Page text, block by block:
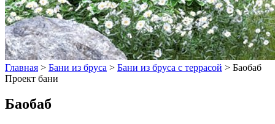
Главная > Бани из бруса > Бани из бруса с террасой > Баобаб
Проект бани
Баобаб